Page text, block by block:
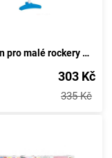
Mikrofon pro malé rockery Modrý Hudební Superhvězda
303 Kč
335 Kč